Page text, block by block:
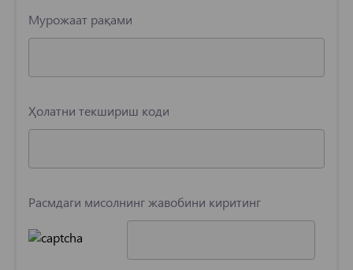
Мурожаат рақами
Ҳолатни текшириш коди
Расмдаги мисолнинг жавобини киритинг